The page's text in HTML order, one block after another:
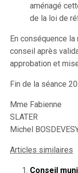
aménagé
de la loi de
En conséquence
conseil après
approbation et
Fin de la séance
Mme Fabienne
Michel
Articles similaires
Conseil